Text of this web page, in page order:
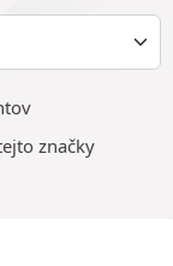
značky